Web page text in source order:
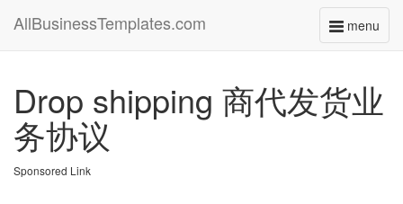
menu
Toggle
AllBusinessTemplates.com
Drop shipping 商代发货业
务协议
Sponsored Link